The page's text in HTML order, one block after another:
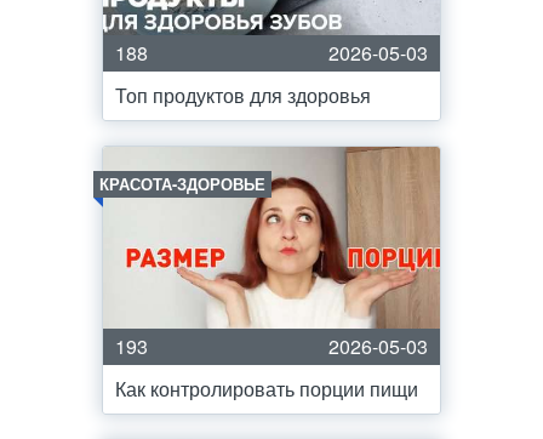
188
2026-05-03
Топ продуктов для здоровья
КРАСОТА-ЗДОРОВЬЕ
193
2026-05-03
Как контролировать порции пищи